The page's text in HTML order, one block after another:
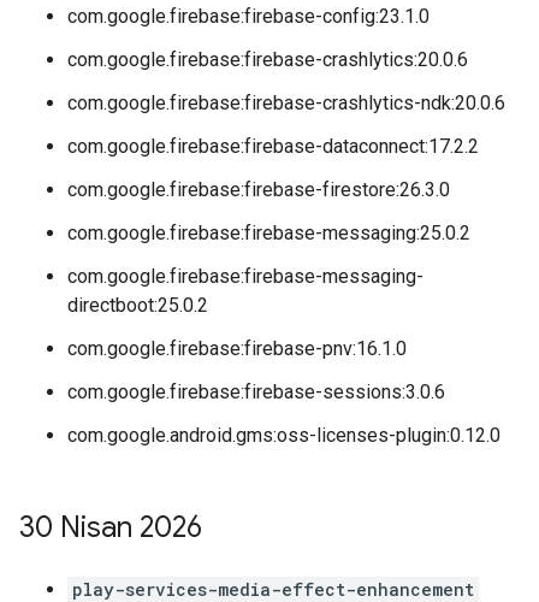
com.google.firebase:firebase-config:23.1.0
com.google.firebase:firebase-crashlytics:20.0.6
com.google.firebase:firebase-crashlytics-ndk:20.0.6
com.google.firebase:firebase-dataconnect:17.2.2
com.google.firebase:firebase-firestore:26.3.0
com.google.firebase:firebase-messaging:25.0.2
com.google.firebase:firebase-messaging-
directboot:25.0.2
com.google.firebase:firebase-pnv:16.1.0
com.google.firebase:firebase-sessions:3.0.6
com.google.android.gms:oss-licenses-plugin:0.12.0
30 Nisan 2026
play-services-media-effect-enhancement